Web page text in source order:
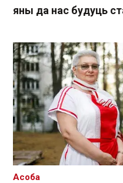
яны да нас будуць
Асоба